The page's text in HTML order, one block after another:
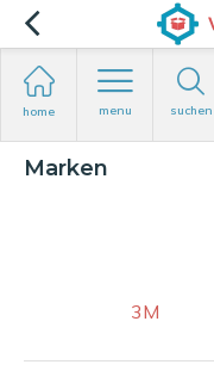
home menu suchen
Marken
3M